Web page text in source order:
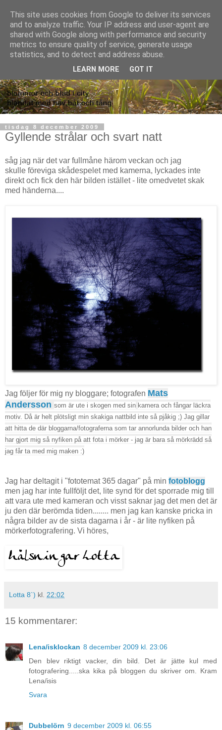
tisdag 8 december 2009
Gyllende strålar och svart natt
såg jag när det var fullmåne härom veckan och jag
skulle föreviga skådespelet med kamerna, lyckades inte
direkt och fick den här bilden istället - lite omedvetet skak
med händerna....
Jag följer för mig ny bloggare; fotografen Mats
Andersson som är ute i skogen med sin kamera och fångar läckra
motiv. Då är helt plötsligt min skakiga nattbild inte så pjåkig ;) Jag gillar
att hitta de där bloggarna/fotograferna som tar annorlunda bilder och han
har gjort mig så nyfiken på att fota i mörker - jag är bara så mörkrädd så
jag får ta med mig maken :)
Jag har deltagit i "fototemat 365 dagar" på min fotoblogg
men jag har inte fullföljt det, lite synd för det sporrade mig till
att vara ute med kameran och visst saknar jag det men det är
ju den där berömda tiden........ men jag kan kanske pricka in
några bilder av de sista dagarna i år - är lite nyfiken på
mörkerfotografering. Vi höres,
Lotta 8`) kl. 22:02
15 kommentarer:
Lena/isklockan 8 december 2009 kl. 23:06
Den blev riktigt vacker, din bild. Det är jätte kul med
fotografering.....ska kika på bloggen du skriver om. Kram
Lena/isis
Svara
Dubbelörn 9 december 2009 kl. 06:55
This site uses cookies from Google to deliver its services
and to analyze traffic. Your IP address and user-agent are
shared with Google along with performance and security
metrics to ensure quality of service, generate usage
statistics, and to detect and address abuse.
LEARN MORE GOT IT